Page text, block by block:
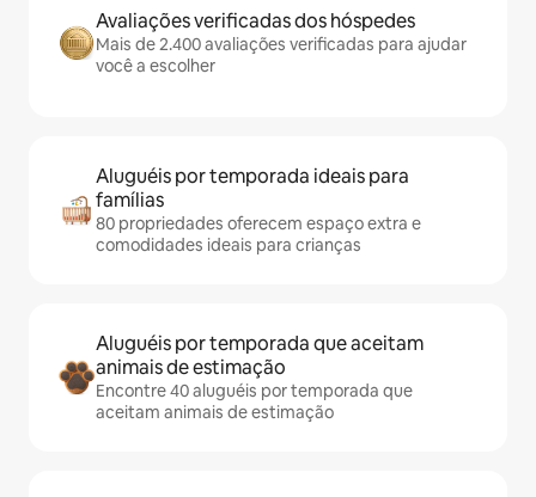
Avaliações verificadas dos hóspedes
Mais de 2.400 avaliações verificadas para ajudar
você a escolher
Aluguéis por temporada ideais para
famílias
80 propriedades oferecem espaço extra e
comodidades ideais para crianças
Aluguéis por temporada que aceitam
animais de estimação
Encontre 40 aluguéis por temporada que
aceitam animais de estimação